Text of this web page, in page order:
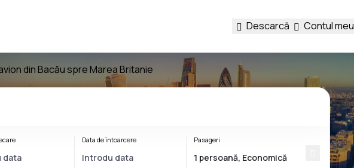
Descarcă Contul meu
din Bacău spre Marea Britanie
Data de întoarcere Pasageri